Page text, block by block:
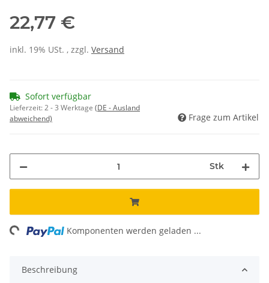
22,77 €
inkl. 19% USt. , zzgl. Versand
Sofort verfügbar
Lieferzeit:2 - 3 Werktage (DE - Ausland
abweichend)
Frage zum Artikel
Stk
Komponenten werden geladen ...
Beschreibung